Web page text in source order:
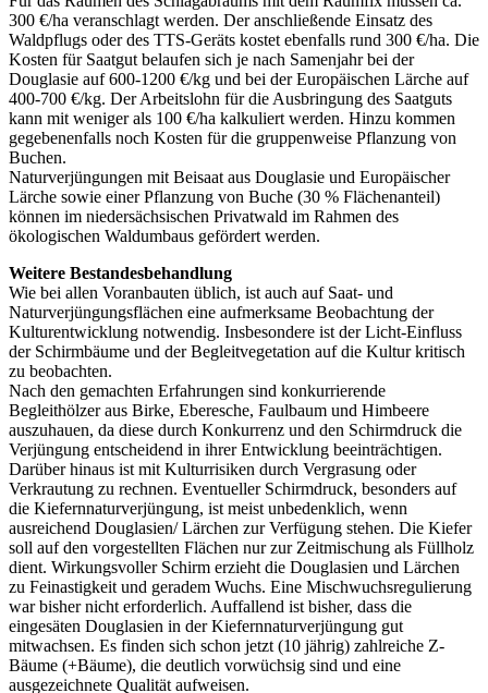
300 €/ha veranschlagt werden. Der anschließende Einsatz des
Waldpflugs oder des TTS-Geräts kostet ebenfalls rund 300 €/ha. Die
Kosten für Saatgut belaufen sich je nach Samenjahr bei der
Douglasie auf 600-1200 €/kg und bei der Europäischen Lärche auf
400-700 €/kg. Der Arbeitslohn für die Ausbringung des Saatguts
kann mit weniger als 100 €/ha kalkuliert werden. Hinzu kommen
gegebenenfalls noch Kosten für die gruppenweise Pflanzung von
Buchen.
Naturverjüngungen mit Beisaat aus Douglasie und Europäischer
Lärche sowie einer Pflanzung von Buche (30 % Flächenanteil)
können im niedersächsischen Privatwald im Rahmen des
ökologischen Waldumbaus gefördert werden.
Weitere Bestandesbehandlung
Wie bei allen Voranbauten üblich, ist auch auf Saat- und
Naturverjüngungsflächen eine aufmerksame Beobachtung der
Kulturentwicklung notwendig. Insbesondere ist der Licht-Einfluss
der Schirmbäume und der Begleitvegetation auf die Kultur kritisch
zu beobachten.
Nach den gemachten Erfahrungen sind konkurrierende
Begleithölzer aus Birke, Eberesche, Faulbaum und Himbeere
auszuhauen, da diese durch Konkurrenz und den Schirmdruck die
Verjüngung entscheidend in ihrer Entwicklung beeinträchtigen.
Darüber hinaus ist mit Kulturrisiken durch Vergrasung oder
Verkrautung zu rechnen. Eventueller Schirmdruck, besonders auf
die Kiefernnaturverjüngung, ist meist unbedenklich, wenn
ausreichend Douglasien/ Lärchen zur Verfügung stehen. Die Kiefer
soll auf den vorgestellten Flächen nur zur Zeitmischung als Füllholz
dient. Wirkungsvoller Schirm erzieht die Douglasien und Lärchen
zu Feinastigkeit und geradem Wuchs. Eine Mischwuchsregulierung
war bisher nicht erforderlich. Auffallend ist bisher, dass die
eingesäten Douglasien in der Kiefernnaturverjüngung gut
mitwachsen. Es finden sich schon jetzt (10 jährig) zahlreiche Z-
Bäume (+Bäume), die deutlich vorwüchsig sind und eine
ausgezeichnete Qualität aufweisen.